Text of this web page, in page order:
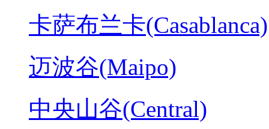
卡萨布兰卡(Casablanca)
迈波谷(Maipo)
中央山谷(Central)